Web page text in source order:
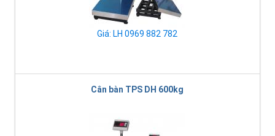
Giá: LH 0969 882 782
Cân bàn TPS DH 600kg